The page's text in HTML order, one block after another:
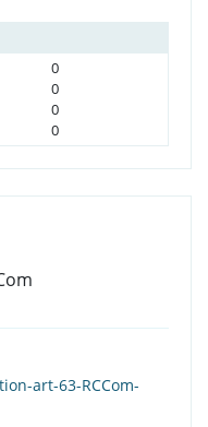
0
0
0
0
art-63-RCCom-